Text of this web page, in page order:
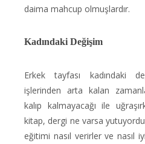
daima mahcup olmuşlardır.
Kadındaki Değişim
Erkek tayfası kadındaki
işlerinden arta kalan
kalıp kalmayacağı ile
kitap, dergi ne varsa
eğitimi nasıl verirler ve nasıl